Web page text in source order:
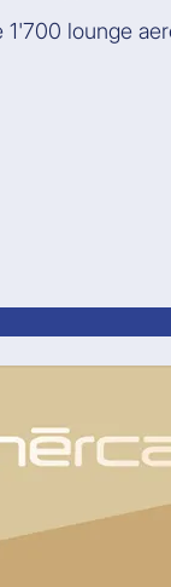
1'700 lounge